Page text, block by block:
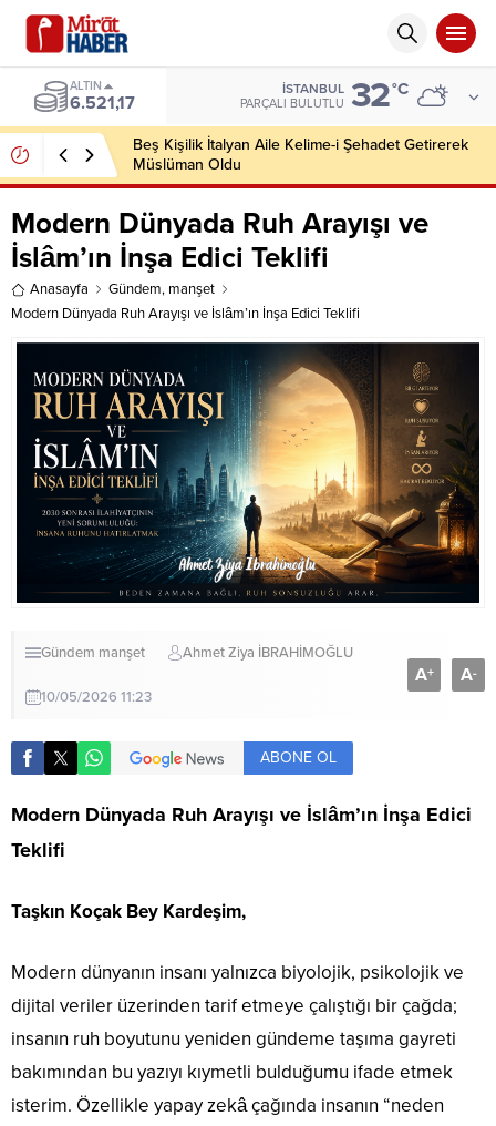
ALTIN
6.521,17
İSTANBUL
PARÇALI BULUTLU 32°C
Beş Kişilik İtalyan Aile Kelime-i Şehadet Getirerek
Müslüman Oldu
Modern Dünyada Ruh Arayışı ve
İslâm’ın İnşa Edici Teklifi
Anasayfa Gündem, manşet
Modern Dünyada Ruh Arayışı ve İslâm’ın İnşa Edici Teklifi
Gündem manşet Ahmet Ziya İBRAHİMOĞLU
10/05/2026 11:23
A+ A-
ABONE OL
Modern Dünyada Ruh Arayışı ve İslâm’ın İnşa Edici
Teklifi
Taşkın Koçak Bey Kardeşim,
Modern dünyanın insanı yalnızca biyolojik, psikolojik ve
dijital veriler üzerinden tarif etmeye çalıştığı bir çağda;
insanın ruh boyutunu yeniden gündeme taşıma gayreti
bakımından bu yazıyı kıymetli bulduğumu ifade etmek
isterim. Özellikle yapay zekâ çağında insanın “neden